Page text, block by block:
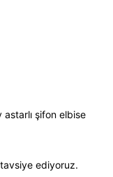
şifon elbise
tavsiye ediyoruz.